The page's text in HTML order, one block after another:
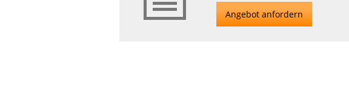
Angebot anfordern